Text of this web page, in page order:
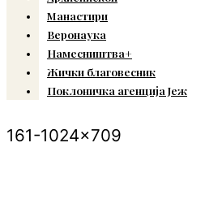
Манастири
Веронаука
Намесништва+
Жички благовесник
Поклоничка агенција Јеж
161-1024×709